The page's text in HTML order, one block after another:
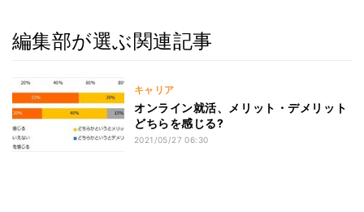
編集部が選ぶ関連記事
キャリア
オンライン就活、メリット・デメリット
どちらを感じる?
2021/05/27 06:30